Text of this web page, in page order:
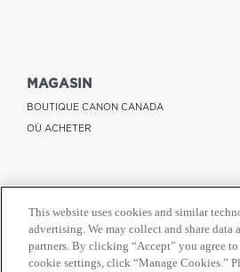
MAGASIN
BOUTIQUE CANON CANADA
OÙ ACHETER
This website uses cookies and similar
advertising. We may collect and share
partners. By clicking “Accept” you agree
cookie settings, click “Manage Cookies.”